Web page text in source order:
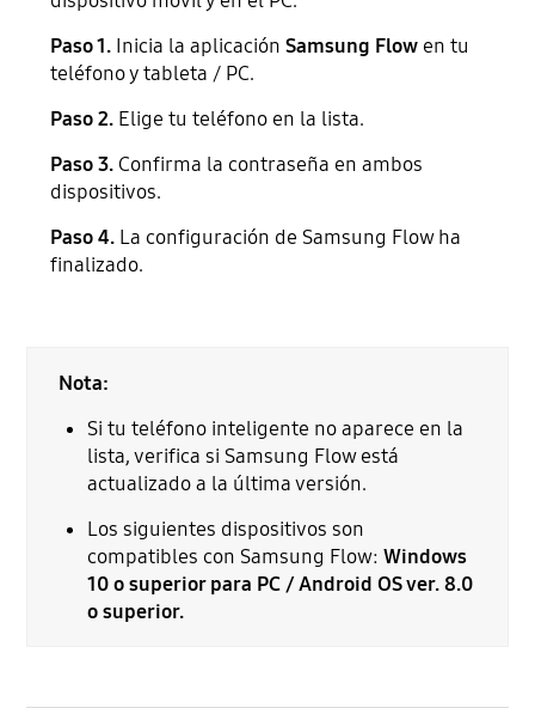
Paso 1. Inicia la aplicaciónSamsung Flow en tu
teléfono y tableta / PC.
Paso 2. Elige tu teléfono en la lista.
Paso 3. Confirma la contraseña en ambos
dispositivos.
Paso 4. La configuración de Samsung Flow ha
finalizado.
Nota:
Si tu teléfono inteligente no aparece en la
lista, verifica si Samsung Flow está
actualizado a la última versión.
Los siguientes dispositivos son
compatibles con Samsung Flow:Windows
10 o superior para PC / Android OS ver. 8.0
o superior.